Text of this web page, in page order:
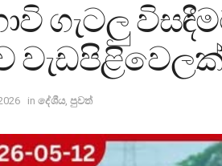
ගැටලු
in දේශීය, පුවත්